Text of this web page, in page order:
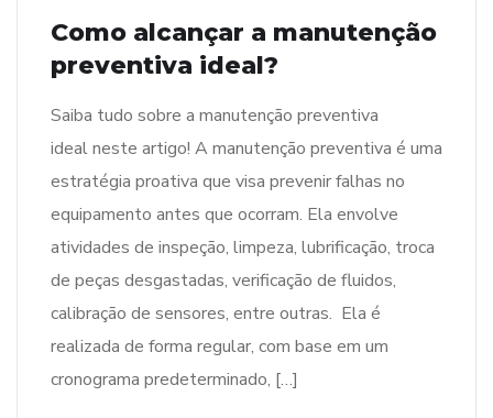
Como alcançar a manutenção
preventiva ideal?
Saiba tudo sobre a manutenção preventiva
ideal neste artigo! A manutenção preventiva é uma
estratégia proativa que visa prevenir falhas no
equipamento antes que ocorram. Ela envolve
atividades de inspeção, limpeza, lubrificação, troca
de peças desgastadas, verificação de fluidos,
calibração de sensores, entre outras. Ela é
realizada de forma regular, com base em um
cronograma predeterminado, […]